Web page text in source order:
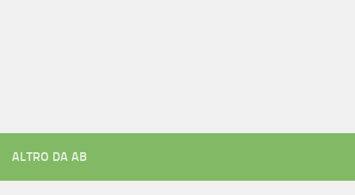
ALTRO DA AB